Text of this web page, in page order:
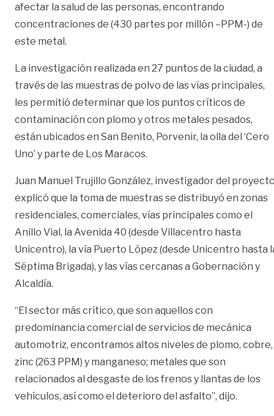
afectar la salud de las personas, encontrando
concentraciones de (430 partes por millón –PPM-) de
este metal.
La investigación realizada en 27 puntos de la ciudad, a
través de las muestras de polvo de las vías principales,
les permitió determinar que los puntos críticos de
contaminación con plomo y otros metales pesados,
están ubicados en San Benito, Porvenir, la olla del ‘Cero
Uno’ y parte de Los Maracos.
Juan Manuel Trujillo González, investigador del
explicó que la toma de muestras se distribuyó en zonas
residenciales, comerciales, vías principales como el
Anillo Vial, la Avenida 40 (desde Villacentro hasta
Unicentro), la vía Puerto López (desde Unicentro hasta
Séptima Brigada), y las vías cercanas a Gobernación y
Alcaldía.
“El sector más crítico, que son aquellos con
predominancia comercial de servicios de mecánica
automotriz, encontramos altos niveles de plomo, cobre,
zinc (263 PPM) y manganeso; metales que son
relacionados al desgaste de los frenos y llantas de los
vehículos, así como el deterioro del asfalto”, dijo.